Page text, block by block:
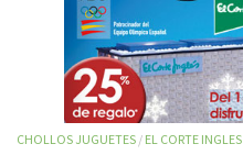
CHOLLOS JUGUETES / EL CORTE INGLES